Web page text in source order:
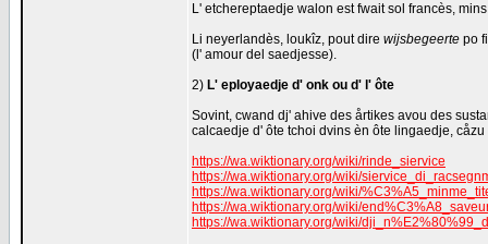
L' etchereptaedje walon est fwait sol francès,
Li neyerlandès, loukîz, pout dire wijsbegeerte po
(l' amour del saedjesse).
2) L' eployaedje d' onk ou d' l' ôte
Sovint, cwand dj' ahive des årtikes avou des
calcaedje d' ôte tchoi dvins èn ôte lingaedje, cåzu
https://wa.wiktionary.org/wiki/rinde_siervice
https://wa.wiktionary.org/wiki/
https://wa.wiktionary.org/wiki/
https://wa.wiktionary.org/wiki/
https://wa.wiktionary.org/wiki/